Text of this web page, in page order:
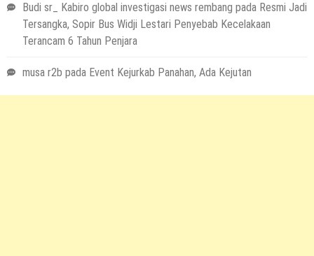
Budi sr_ Kabiro global investigasi news rembang pada Resmi Jadi
Tersangka, Sopir Bus Widji Lestari Penyebab Kecelakaan
Terancam 6 Tahun Penjara
musa r2b pada Event Kejurkab Panahan, Ada Kejutan